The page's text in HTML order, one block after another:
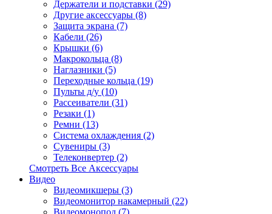
Держатели и подставки (29)
Другие аксессуары (8)
Защита экрана (7)
Кабели (26)
Крышки (6)
Макрокольца (8)
Наглазники (5)
Переходные кольца (19)
Пульты д/у (10)
Рассеиватели (31)
Резаки (1)
Ремни (13)
Система охлаждения (2)
Сувениры (3)
Телеконвертер (2)
Смотреть Все Аксессуары
Видео
Видеомикшеры (3)
Видеомонитор накамерный (22)
Видеомонопод (7)